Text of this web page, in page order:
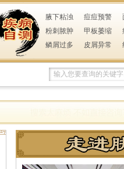
腋下粘浊 痘痘预警
粉刺脓肿
甲板萎缩
鳞屑过多
皮屑异常